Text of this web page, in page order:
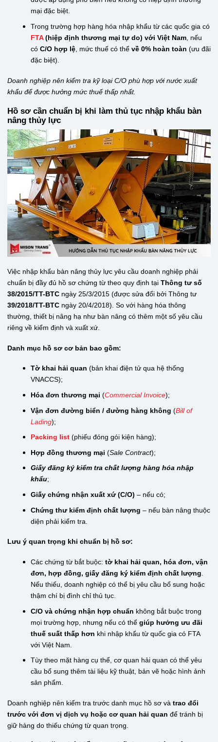
mại đặc biệt.
Trong trường hợp hàng hóa nhập khẩu từ các quốc gia có
FTA(hiệp định thương mại tự do) với Việt Nam, nếu
có C/O hợp lệ, mức thuế có thể về 0% hoàn toàn (ưu đãi
đặc biệt).
Doanh nghiệp nên kiểm tra kỹ loại C/O phù hợp với nước xuất
khẩu để được hưởng mức thuế thấp nhất.
Hồ sơ cần chuẩn bị khi làm thủ tục nhập khẩu bàn
nâng thủy lực
Việc nhập khẩu bàn nâng thủy lực yêu cầu doanh nghiệp phải
chuẩn bị đầy đủ hồ sơ chứng từ theo quy định tại Thông tư số
38/2015/TT-BTC ngày 25/3/2015 (được sửa đổi bởi Thông tư
39/2018/TT-BTC ngày 20/4/2018). So với hàng hóa thông
thường, thiết bị nâng hạ như bàn nâng có thêm một số yêu cầu
riêng về kiểm định và xuất xứ.
Danh mục hồ sơ cơ bản bao gồm:
Tờ khai hải quan (bản khai điện tử qua hệ thống
VNACCS);
Hóa đơn thương mại (Commercial Invoice);
Vận đơn đường biển / đường hàng không (Bill of
Lading);
Packing list(phiếu đóng gói kiện hàng);
Hợp đồng thương mại (Sale Contract);
Giấy đăng ký kiểm tra chất lượng hàng hóa nhập
khẩu;
Giấy chứng nhận xuất xứ (C/O) – nếu có;
Chứng thư kiểm định chất lượng – nếu bàn nâng thuộc
diện phải kiểm tra.
Lưu ý quan trọng khi chuẩn bị hồ sơ:
Các chứng từ bắt buộc: tờ khai hải quan, hóa đơn, vận
đơn, hợp đồng, giấy đăng ký kiểm định chất lượng
Nếu thiếu, doanh nghiệp có thể bị yêu cầu bổ sung hoặc
thậm chí bị đình chỉ thủ tục.
C/O và chứng nhận hợp chuẩn không bắt buộc trong
mọi trường hợp, nhưng nếu có thể giúp hưởng ưu đãi
thuế suất thấp hơn khi nhập khẩu từ quốc gia có FTA
với Việt Nam.
Tùy theo mặt hàng cụ thể, cơ quan hải quan có thể yêu
cầu bổ sung thêm tài liệu kỹ thuật, bản vẽ hoặc hình ảnh
sản phẩm.
Doanh nghiệp nên kiểm tra trước danh mục hồ sơ và trao đổi
trước với đơn vị dịch vụ hoặc cơ quan hải quan để tránh bị
giữ hàng do thiếu chứng từ quan trọng.